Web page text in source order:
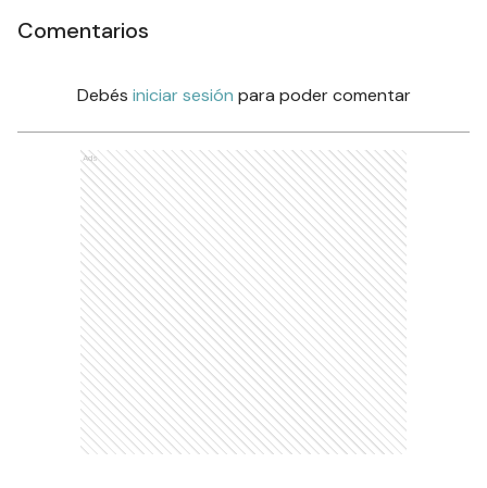
Comentarios
Debés iniciar sesión para poder comentar
Ads